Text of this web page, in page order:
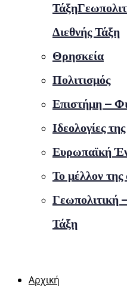
Διεθνής Τάξη
Θρησκεία
Πολιτισμός
Επιστήμη –
Ιδεολογίες
Ευρωπαϊκή
Το μέλλον
Γεωπολιτική
Τάξη
Αρχική